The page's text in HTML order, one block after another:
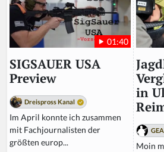
01:40
SIGSAUER USA
Preview
Dreispross Kanal
Im April konnte ich zusammen
mit Fachjournalisten der
größten europ...
in
Moin